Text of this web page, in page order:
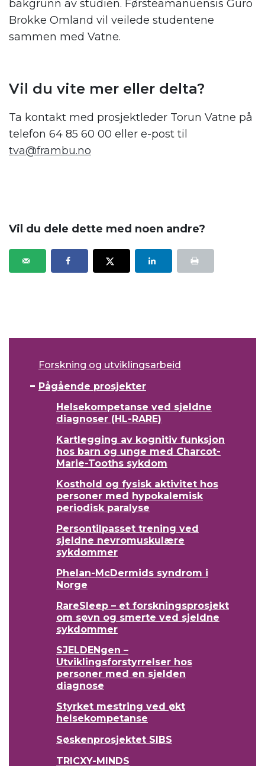
Forskning og utviklingsarbeid
Pågående prosjekter
Helsekompetanse ved sjeldne
diagnoser (HL-RARE)
Kartlegging av kognitiv funksjon
hos barn og unge med Charcot-
Marie-Tooths sykdom
Kosthold og fysisk aktivitet hos
personer med hypokalemisk
periodisk paralyse
Persontilpasset trening ved
sjeldne nevromuskulære
sykdommer
Phelan-McDermids syndrom i
Norge
RareSleep – et forskningsprosjekt
om søvn og smerte ved sjeldne
sykdommer
SJELDENgen –
Utviklingsforstyrrelser hos
personer med en sjelden
diagnose
Styrket mestring ved økt
helsekompetanse
Søskenprosjektet SIBS
TRICXY-MINDS
bakgrunn av studien. Førsteamanuensis Guro
Brokke Omland vil veilede studentene
sammen med Vatne.
Vil du vite mer eller delta?
Ta kontakt med prosjektleder Torun Vatne på
telefon 64 85 60 00 eller e-post til
tva@frambu.no
Vil du dele dette med noen andre?